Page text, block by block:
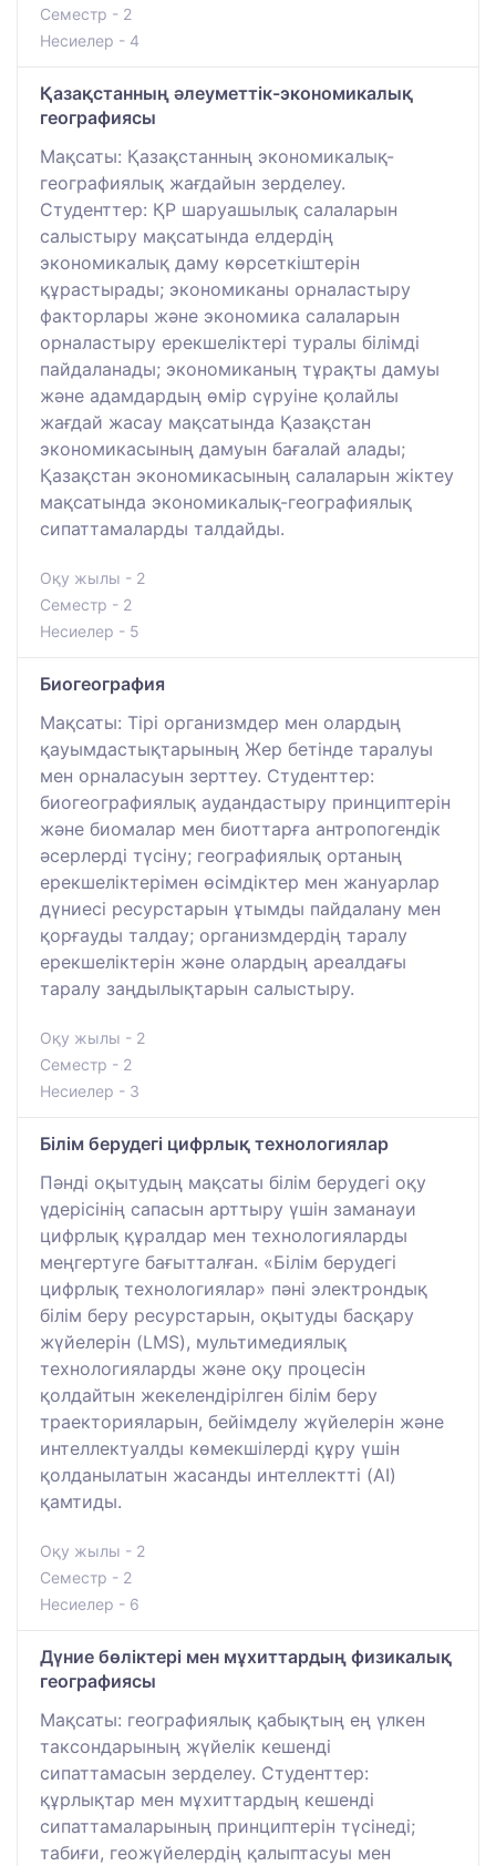
Семестр - 2
Несиелер - 4
Қазақстанның әлеуметтік-экономикалық
географиясы
Мақсаты: Қазақстанның экономикалық-
географиялық жағдайын зерделеу.
Студенттер: ҚР шаруашылық салаларын
салыстыру мақсатында елдердің
экономикалық даму көрсеткіштерін
құрастырады; экономиканы орналастыру
факторлары және экономика салаларын
орналастыру ерекшеліктері туралы білімді
пайдаланады; экономиканың тұрақты дамуы
және адамдардың өмір сүруіне қолайлы
жағдай жасау мақсатында Қазақстан
экономикасының дамуын бағалай алады;
Қазақстан экономикасының салаларын жіктеу
мақсатында экономикалық-географиялық
сипаттамаларды талдайды.
Оқу жылы - 2
Семестр - 2
Несиелер - 5
Биогеография
Мақсаты: Тірі организмдер мен олардың
қауымдастықтарының Жер бетінде таралуы
мен орналасуын зерттеу. Студенттер:
биогеографиялық аудандастыру принциптерін
және биомалар мен биоттарға антропогендік
әсерлерді түсіну; географиялық ортаның
ерекшеліктерімен өсімдіктер мен жануарлар
дүниесі ресурстарын ұтымды пайдалану мен
қорғауды талдау; организмдердің таралу
ерекшеліктерін және олардың ареалдағы
таралу заңдылықтарын салыстыру.
Оқу жылы - 2
Семестр - 2
Несиелер - 3
Білім берудегі цифрлық технологиялар
Пәнді оқытудың мақсаты білім берудегі оқу
үдерісінің сапасын арттыру үшін заманауи
цифрлық құралдар мен технологияларды
меңгертуге бағытталған. «Білім берудегі
цифрлық технологиялар» пәні электрондық
білім беру ресурстарын, оқытуды басқару
жүйелерін (LMS), мультимедиялық
технологияларды және оқу процесін
қолдайтын жекелендірілген білім беру
траекторияларын, бейімделу жүйелерін және
интеллектуалды көмекшілерді құру үшін
қолданылатын жасанды интеллектті (AI)
қамтиды.
Оқу жылы - 2
Семестр - 2
Несиелер - 6
Дүние бөліктері мен мұхиттардың физикалық
географиясы
Мақсаты: географиялық қабықтың ең үлкен
таксондарының жүйелік кешенді
сипаттамасын зерделеу. Студенттер:
құрлықтар мен мұхиттардың кешенді
сипаттамаларының принциптерін түсінеді;
табиғи, геожүйелердің қалыптасуы мен